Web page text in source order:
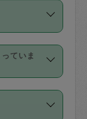
フィー
ても大
ド（Vプ
にはご利
ませ
毎週｜
は「ス
できま
い代わ
は有償
、依頼
となり
細」に
ていま
も１回あ